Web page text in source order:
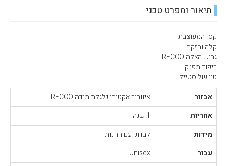
תיאור ומפרט טכני
קסדהמעוצבת
קלה וחזקה
גביש הצלה RECCO
ריפוד מפנק.
טון של סטייל.
אבזור
איוורור אקטיבי,גלגלת מידה,RECCO
אחריות
1 שנה
מידות
לבדוק עם החנות
עבור
Unisex